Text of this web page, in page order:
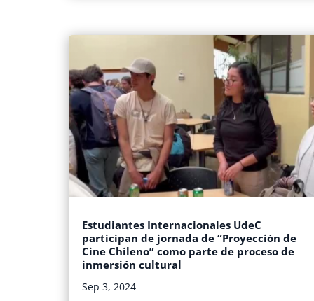
Estudiantes Internacionales UdeC
participan de jornada de “Proyección de
Cine Chileno” como parte de proceso de
inmersión cultural
Sep 3, 2024